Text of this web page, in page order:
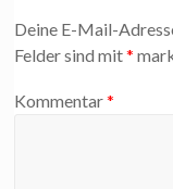
Deine E-Mail-
Felder sind mit*
Kommentar*